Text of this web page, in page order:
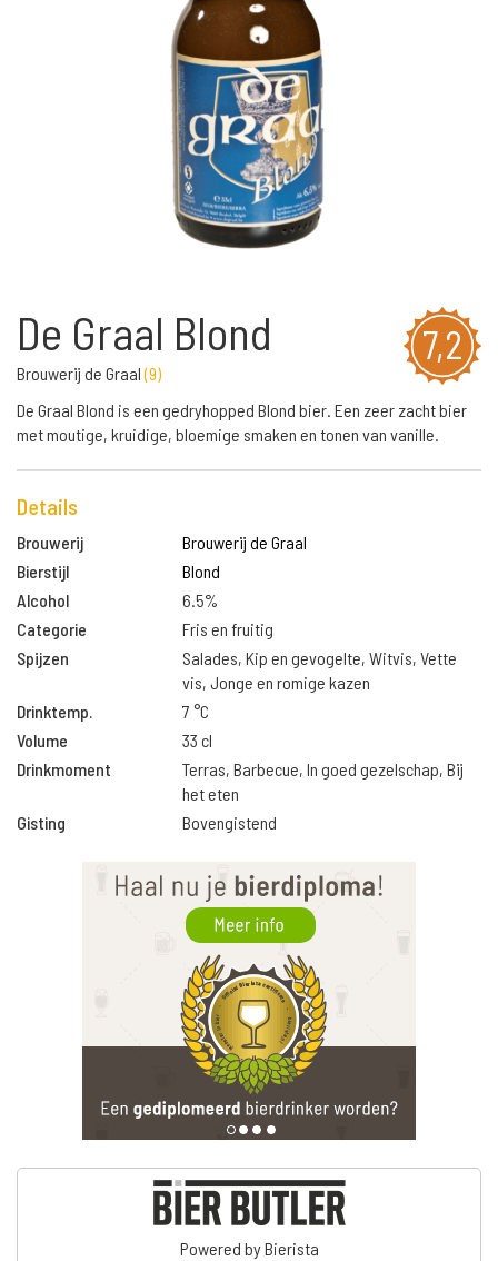
7,2
De Graal Blond
Brouwerij de Graal(9)
De Graal Blond is een gedryhopped Blond bier. Een zeer zacht bier
met moutige, kruidige, bloemige smaken en tonen van vanille.
Details
Brouwerij
Brouwerij de Graal
Bierstijl
Blond
Alcohol
6.5%
Categorie
Fris en fruitig
Spijzen
Salades, Kip en gevogelte, Witvis, Vette
vis, Jonge en romige kazen
Drinktemp.
7 °C
Volume
33 cl
Drinkmoment
Terras, Barbecue, In goed gezelschap, Bij
het eten
Gisting
Bovengistend
Powered by Bierista